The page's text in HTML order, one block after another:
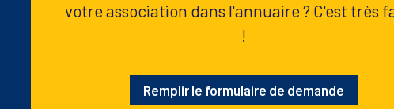
votre association dans l'annuaire ? C'est très
!
Remplir le formulaire de demande